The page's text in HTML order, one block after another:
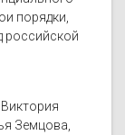
порядки,
российской
Земцова,